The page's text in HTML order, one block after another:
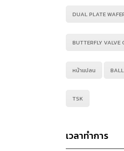
DUAL PLATE
BUTTERFLY VALVE
หน้าแปลน
TSK
เวลาทำการ